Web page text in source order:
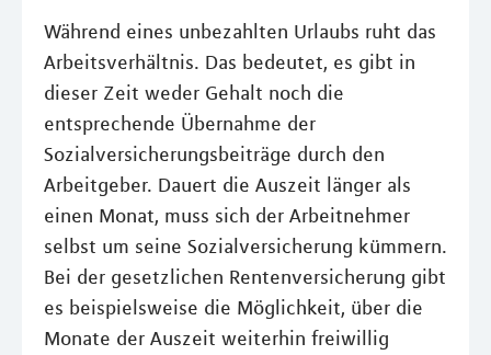
Während eines unbezahlten Urlaubs ruht das
Arbeitsverhältnis. Das bedeutet, es gibt in
dieser Zeit weder Gehalt noch die
entsprechende Übernahme der
Sozialversicherungsbeiträge durch den
Arbeitgeber. Dauert die Auszeit länger als
einen Monat, muss sich der Arbeitnehmer
selbst um seine Sozialversicherung kümmern.
Bei der gesetzlichen Rentenversicherung gibt
es beispielsweise die Möglichkeit, über die
Monate der Auszeit weiterhin freiwillig